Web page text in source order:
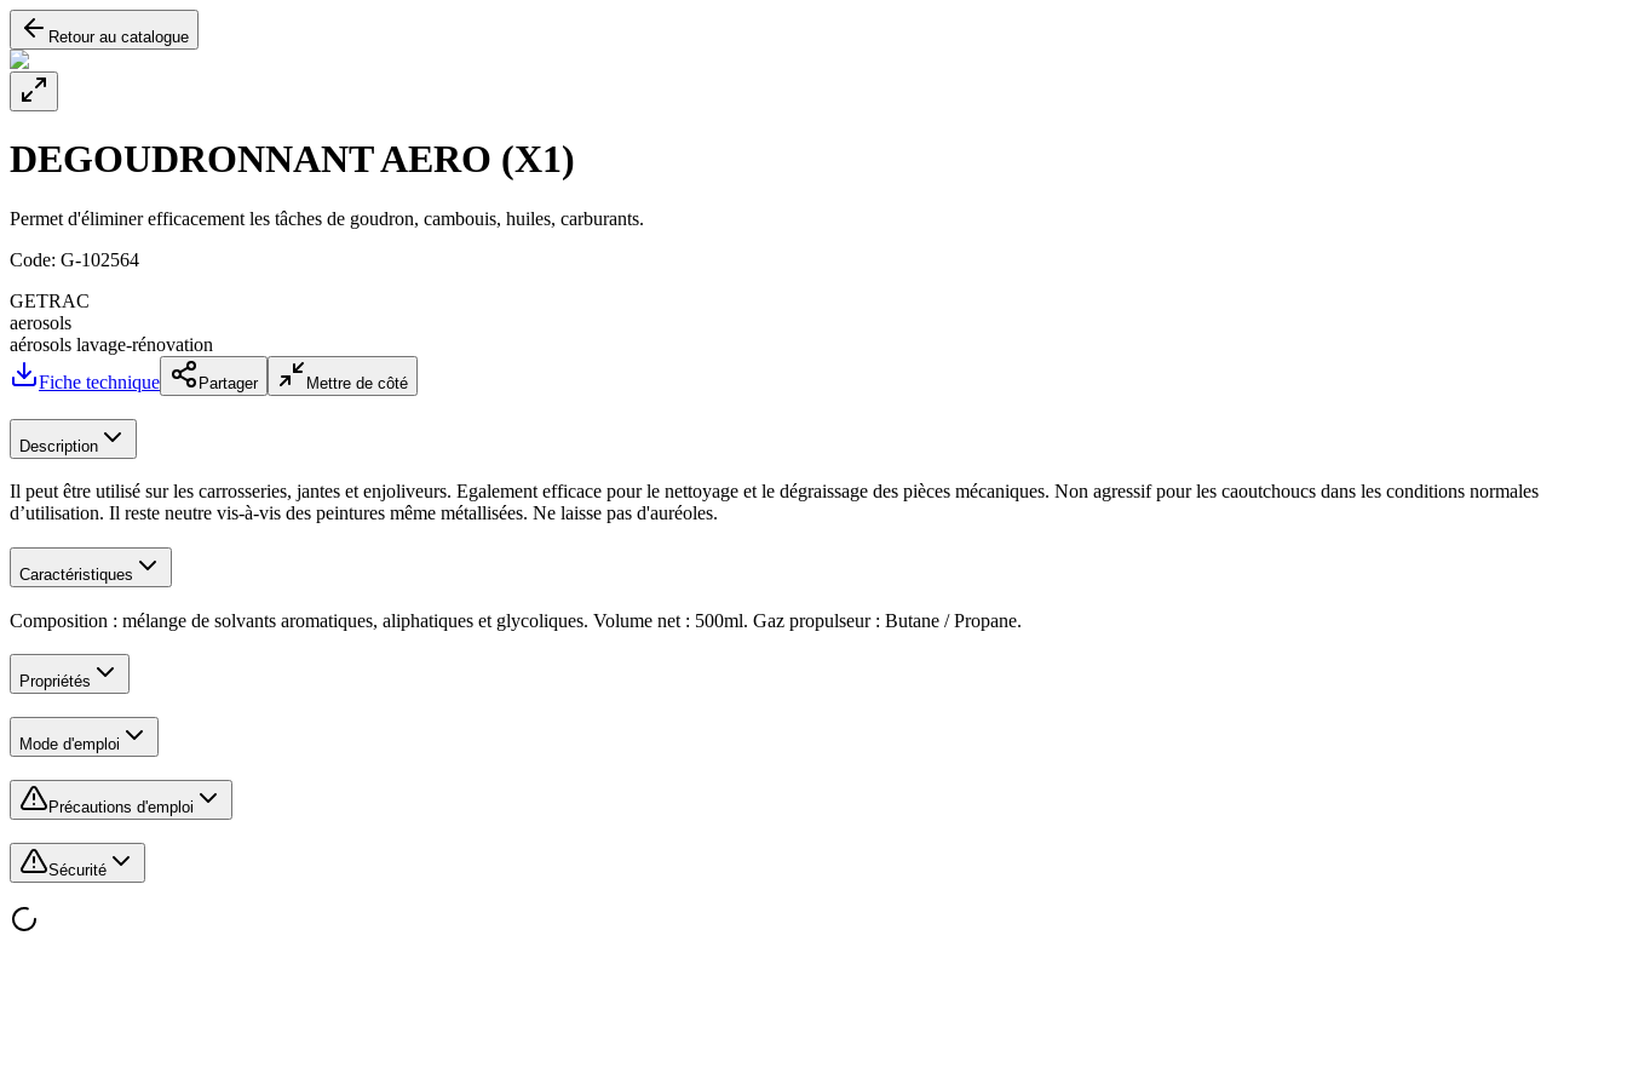
Retour au catalogue
DEGOUDRONNANT AERO (X1)
Permet d'éliminer efficacement les tâches de goudron, cambouis, huiles, carburants.
Code: G-102564
GETRAC
aerosols
aérosols lavage-rénovation
Fiche technique
Partager Mettre de côté
Description
Il peut être utilisé sur les carrosseries, jantes et enjoliveurs. Egalement efficace pour le nettoyage et le dégraissage des pièces mécaniques. Non agressif pour les caoutchoucs dans les conditions normales
d’utilisation. Il reste neutre vis-à-vis des peintures même métallisées. Ne laisse pas d'auréoles.
Caractéristiques
Composition : mélange de solvants aromatiques, aliphatiques et glycoliques. Volume net : 500ml. Gaz propulseur : Butane / Propane.
Propriétés
Mode d'emploi
Précautions d'emploi
Sécurité